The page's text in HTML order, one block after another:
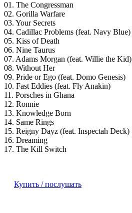
01. The Congressman
02. Gorilla Warfare
03. Your Secrets
04. Cadillac Problems (feat. Navy Blue)
05. Kiss of Death
06. Nine Taurus
07. Adams Morgan (feat. Willie the Kid)
08. Without Her
09. Pride or Ego (feat. Domo Genesis)
10. Fast Eddies (feat. Fly Anakin)
11. Porsches in Ghana
12. Ronnie
13. Knowledge Born
14. Same Rings
15. Reigny Dayz (feat. Inspectah Deck)
16. Dreaming
17. The Kill Switch
Купить / послушать